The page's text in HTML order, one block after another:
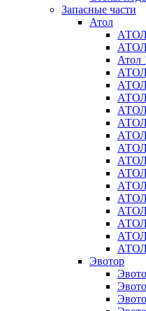
Запасные части
Атол
Атол
АТОЛ
АТОЛ
АТОЛ
Эвотор